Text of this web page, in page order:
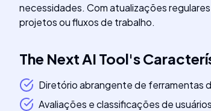
necessidades. Com atualizações
projetos ou fluxos de trabalho.
The Next AI Tool's
Diretório abrangente de ferramentas
Avaliações e classificações de usuários